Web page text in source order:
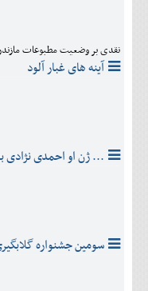
نقدی بر وضعیت مطبوعات
آینه های غبار آلود
... ژن او احمدی نژادی
سومین جشنواره